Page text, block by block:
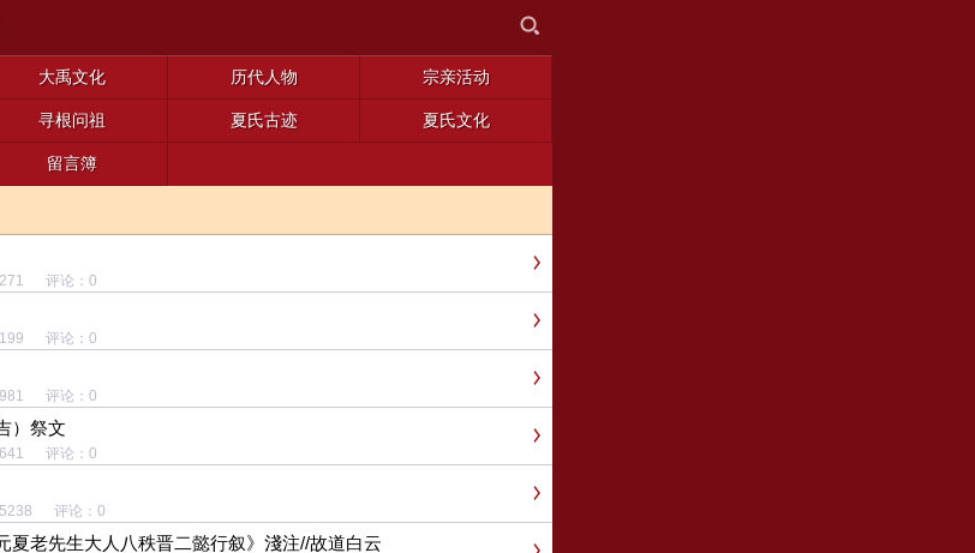
大禹文化 历代人物 宗亲活动
寻根问祖 夏氏古迹 夏氏文化
留言簿
271 评论：0
199 评论：0
981 评论：0
）祭文
641 评论：0
评论：0
夏老先生大人八秩晋二懿行叙》淺注//故道白云